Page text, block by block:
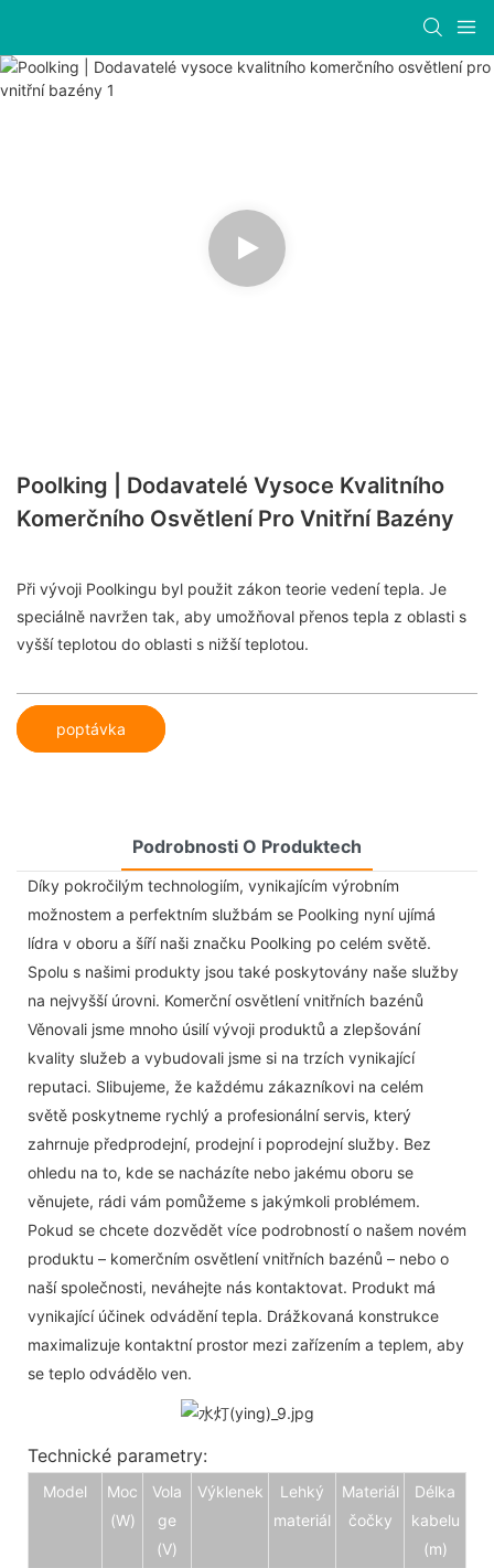
Poolking | Dodavatelé Vysoce Kvalitního
Komerčního Osvětlení Pro Vnitřní Bazény
Při vývoji Poolkingu byl použit zákon teorie vedení tepla. Je
speciálně navržen tak, aby umožňoval přenos tepla z oblasti s
vyšší teplotou do oblasti s nižší teplotou.
poptávka
Podrobnosti O Produktech
Díky pokročilým technologiím, vynikajícím výrobním
možnostem a perfektním službám se Poolking nyní ujímá
lídra v oboru a šíří naši značku Poolking po celém světě.
Spolu s našimi produkty jsou také poskytovány naše služby
na nejvyšší úrovni. Komerční osvětlení vnitřních bazénů
Věnovali jsme mnoho úsilí vývoji produktů a zlepšování
kvality služeb a vybudovali jsme si na trzích vynikající
reputaci. Slibujeme, že každému zákazníkovi na celém
světě poskytneme rychlý a profesionální servis, který
zahrnuje předprodejní, prodejní i poprodejní služby. Bez
ohledu na to, kde se nacházíte nebo jakému oboru se
věnujete, rádi vám pomůžeme s jakýmkoli problémem.
Pokud se chcete dozvědět více podrobností o našem novém
produktu – komerčním osvětlení vnitřních bazénů – nebo o
naší společnosti, neváhejte nás kontaktovat. Produkt má
vynikající účinek odvádění tepla. Drážkovaná konstrukce
maximalizuje kontaktní prostor mezi zařízením a teplem, aby
se teplo odvádělo ven.
Technické parametry:
Model
Moc
(W)
Vola
ge
(V)
Výklenek
Lehký
materiál
Materiál
čočky
Délka
kabelu
(m)